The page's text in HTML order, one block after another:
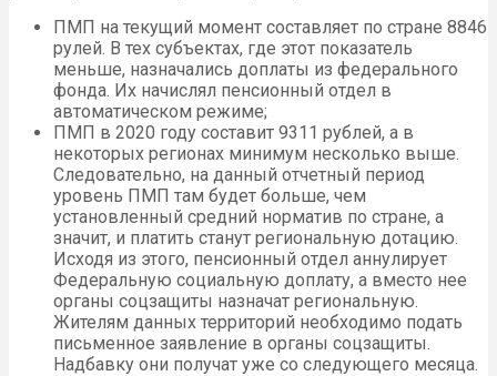
ПМП на текущий момент составляет по стране 8846
рулей. В тех субъектах, где этот показатель
меньше, назначались доплаты из федерального
фонда. Их начислял пенсионный отдел в
автоматическом режиме;
ПМП в 2020 году составит 9311 рублей, а в
некоторых регионах минимум несколько выше.
Следовательно, на данный отчетный период
уровень ПМП там будет больше, чем
установленный средний норматив по стране, а
значит, и платить станут региональную дотацию.
Исходя из этого, пенсионный отдел аннулирует
Федеральную социальную доплату, а вместо нее
органы соцзащиты назначат региональную.
Жителям данных территорий необходимо подать
письменное заявление в органы соцзащиты.
Надбавку они получат уже со следующего месяца.